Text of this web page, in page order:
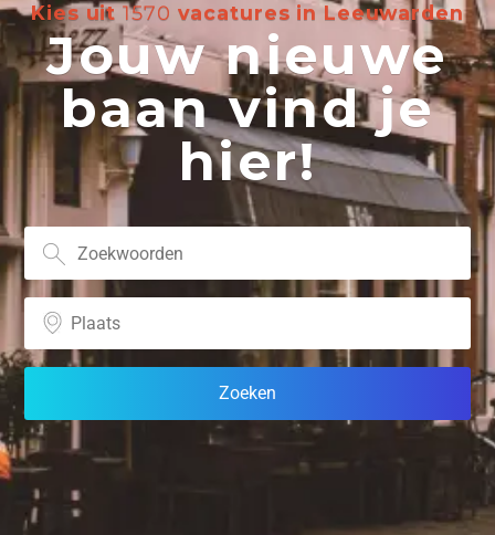
Kies uit1570 vacatures in Leeuwarden
Jouw nieuwe
baan vind je
hier!